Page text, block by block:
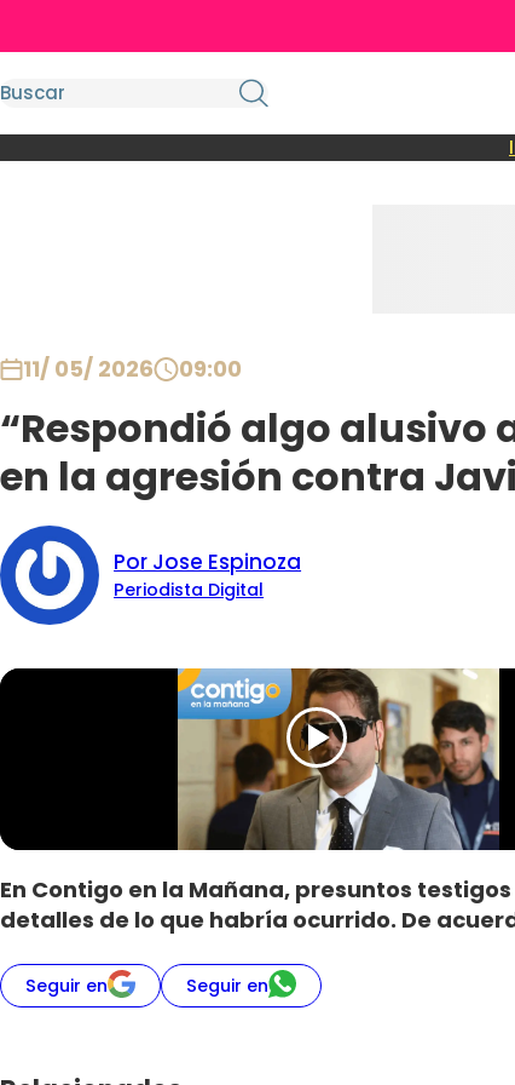
11/ 05/ 2026 09:00
“Respondió algo alusivo
en la agresión contra
Por Jose Espinoza
Periodista Digital
En Contigo en la Mañana, presuntos
detalles de lo que habría ocurrido. De
Seguir en Seguir en